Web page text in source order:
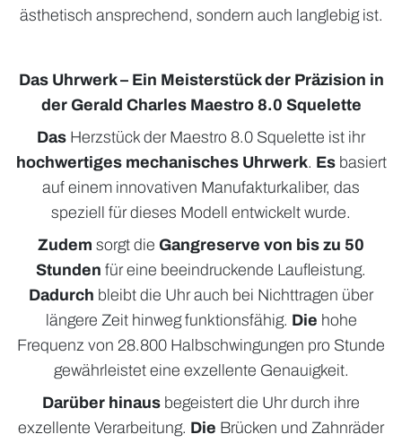
ästhetisch ansprechend, sondern auch langlebig ist.
Das Uhrwerk – Ein Meisterstück der Präzision in
der Gerald Charles Maestro 8.0 Squelette
Das Herzstück der Maestro 8.0 Squelette ist ihr
hochwertiges mechanisches Uhrwerk. Esbasiert
auf einem innovativen Manufakturkaliber, das
speziell für dieses Modell entwickelt wurde.
Zudem sorgt die Gangreserve von bis zu 50
Stunden für eine beeindruckende Laufleistung.
Dadurch bleibt die Uhr auch bei Nichttragen über
längere Zeit hinweg funktionsfähig. Die hohe
Frequenz von 28.800 Halbschwingungen pro Stunde
gewährleistet eine exzellente Genauigkeit.
Darüber hinaus begeistert die Uhr durch ihre
exzellente Verarbeitung. Die Brücken und Zahnräder